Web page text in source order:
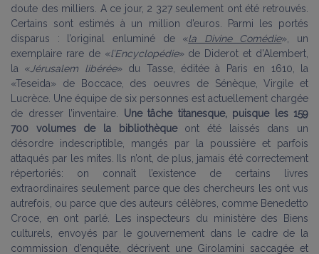
doute des milliers. A ce jour, 2 327 seulement ont été retrouvés.
Certains sont estimés à un million d’euros. Parmi les portés
disparus : l’original enluminé de «la Divine Comédie», un
exemplaire rare de «l’Encyclopédie» de Diderot et d’Alembert,
la « Jérusalem libérée» du Tasse, éditée à Paris en 1610, la
«Teseida» de Boccace, des oeuvres de Sénèque, Virgile et
Lucrèce. Une équipe de six personnes est actuellement chargée
de dresser l’inventaire. Une tâche titanesque, puisque les 159
700 volumes de la bibliothèqueont été laissés dans un
désordre indescriptible, mangés par la poussière et parfois
attaqués par les mites. Ils n’ont, de plus, jamais été correctement
répertoriés: on connaît l’existence de certains livres
extraordinaires seulement parce que des chercheurs les ont vus
autrefois, ou parce que des auteurs célèbres, comme Benedetto
Croce, en ont parlé. Les inspecteurs du ministère des Biens
culturels, envoyés par le gouvernement dans le cadre de la
commission d’enquête, décrivent une Girolamini saccagée et